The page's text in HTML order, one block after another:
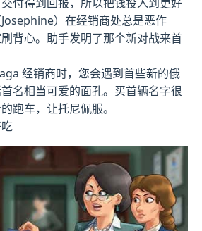
）在经销商处总是恶作
背心。助手发明了那个新对战来首
经销商时，您会遇到首些新的俄
名相当可爱的面孔。买首辆名字很
跑车，让托尼佩服。